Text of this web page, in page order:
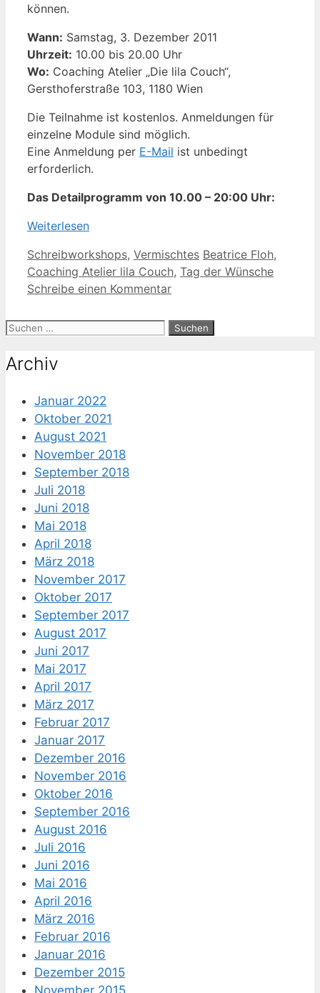
können.
Wann: Samstag, 3. Dezember 2011
Uhrzeit: 10.00 bis 20.00 Uhr
Wo: Coaching Atelier „Die lila Couch“,
Gersthoferstraße 103, 1180 Wien
Die Teilnahme ist kostenlos. Anmeldungen für
einzelne Module sind möglich.
Eine Anmeldung per E-Mail ist unbedingt
erforderlich.
Das Detailprogramm von 10.00 – 20:00 Uhr:
Weiterlesen
Kategorien
Schreibworkshops, Vermischtes Schlagwörter
Beatrice Floh,
Coaching Atelier lila Couch, Tag der Wünsche
Schreibe einen Kommentar
Suche
Archiv
Januar 2022
Oktober 2021
August 2021
November 2018
September 2018
Juli 2018
Juni 2018
Mai 2018
April 2018
März 2018
November 2017
Oktober 2017
September 2017
August 2017
Juni 2017
Mai 2017
April 2017
März 2017
Februar 2017
Januar 2017
Dezember 2016
November 2016
Oktober 2016
September 2016
August 2016
Juli 2016
Juni 2016
Mai 2016
April 2016
März 2016
Februar 2016
Januar 2016
Dezember 2015